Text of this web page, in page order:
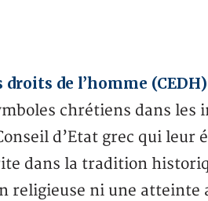
droits de l’homme (CEDH)
chrétiens dans
d’Etat grec qui
dans la tradition
religieuse ni une